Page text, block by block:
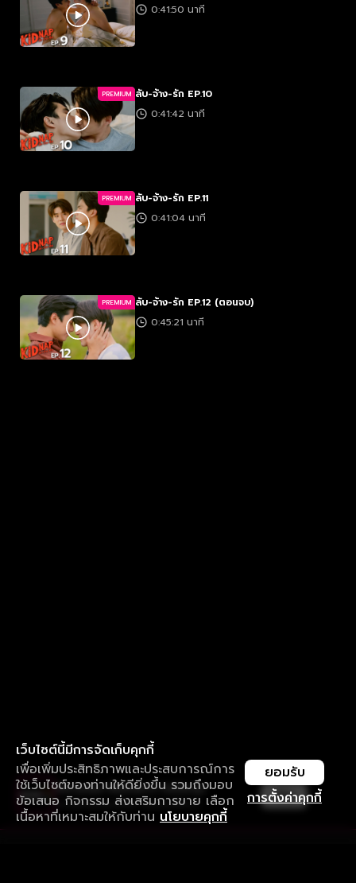
0:41:50 นาที
PREMIUM ลับ-จ้าง-รัก EP.10
0:41:42 นาที
PREMIUM ลับ-จ้าง-รัก EP.11
0:41:04 นาที
PREMIUM ลับ-จ้าง-รัก EP.12 (ตอนจบ)
0:45:21 นาที
เว็บไซต์นี้มีการจัดเก็บคุกกี้
เพื่อเพิ่มประสิทธิภาพและประสบการณ์การ
ใช้เว็บไซต์ของท่านให้ดียิ่งขึ้น รวมถึงมอบ
ข้อเสนอ กิจกรรม ส่งเสริมการขาย เลือก
เนื้อหาที่เหมาะสมให้กับท่าน นโยบายคุกกี้
การตั้งค่าคุกกี้
ยอมรับ
ใช้งานแอป ลื่นไหลกว่า ไม่มีสะดุด
ดาวน์โหลดแอปเพื่อการรับชมที่ดีกว่า เปิด